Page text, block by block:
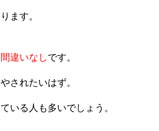
ます。
違いなしです。
されたいはず。
いる人も多いでしょう。